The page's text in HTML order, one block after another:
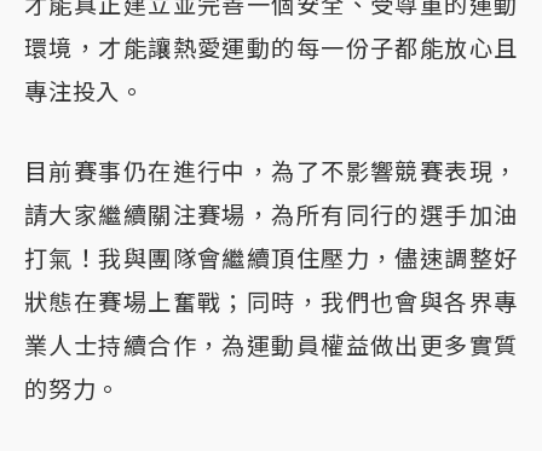
環境，才能讓熱愛運動的每一份子都能放心且
專注投入。
目前賽事仍在進行中，為了不影響競賽表現，
請大家繼續關注賽場，為所有同行的選手加油
打氣！我與團隊會繼續頂住壓力，儘速調整好
狀態在賽場上奮戰；同時，我們也會與各界專
業人士持續合作，為運動員權益做出更多實質
的努力。